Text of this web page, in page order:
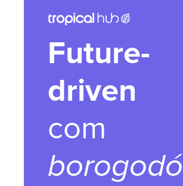
Future-
driven
com
borogodó